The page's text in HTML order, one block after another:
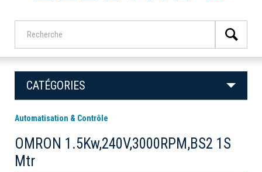
CATÉGORIES
Automatisation & Contrôle
OMRON 1.5Kw,240V,3000RPM,BS2 1S
Mtr